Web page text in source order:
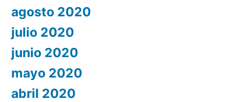
agosto 2020
julio 2020
junio 2020
mayo 2020
abril 2020